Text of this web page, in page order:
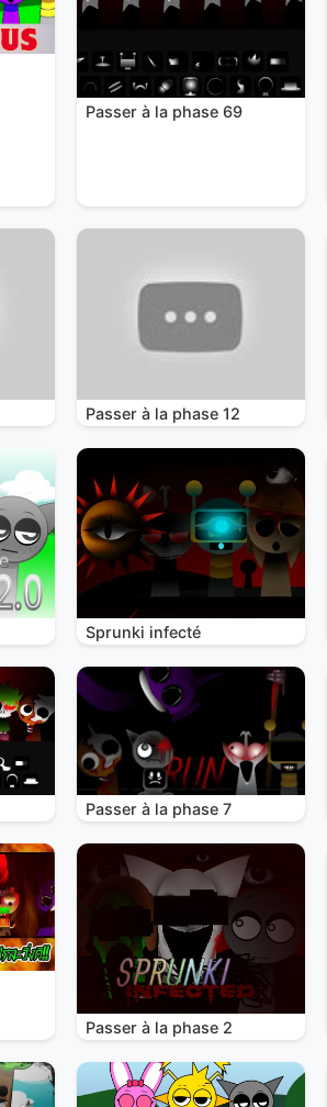
Passer à la phase 69
Passer à la phase 12
Sprunki infecté
Passer à la phase 7
Passer à la phase 2